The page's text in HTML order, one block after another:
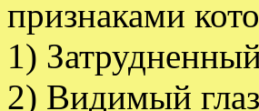
признаками
1)
2) Видимый